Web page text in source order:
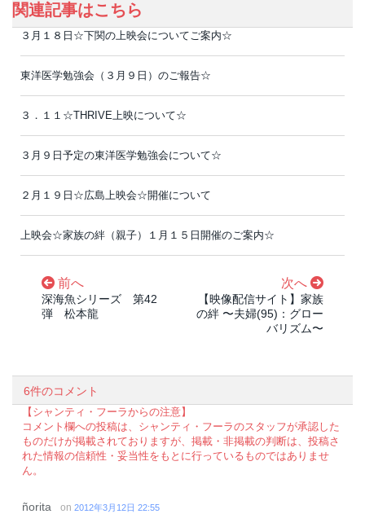
関連記事はこちら
３月１８日☆下関の上映会についてご案内☆
東洋医学勉強会（３月９日）のご報告☆
３．１１☆THRIVE上映について☆
３月９日予定の東洋医学勉強会について☆
２月１９日☆広島上映会☆開催について
上映会☆家族の絆（親子）１月１５日開催のご案内☆
前へ
深海魚シリーズ 第42
弾 松本龍
次へ
【映像配信サイト】家族
の絆 〜夫婦(95)：グロー
バリズム〜
6件のコメント
【シャンティ・フーラからの注意】
コメント欄への投稿は、シャンティ・フーラのスタッフが承認した
ものだけが掲載されておりますが、掲載・非掲載の判断は、投稿さ
れた情報の信頼性・妥当性をもとに行っているものではありませ
ん。
ñorita on 2012年3月12日 22:55